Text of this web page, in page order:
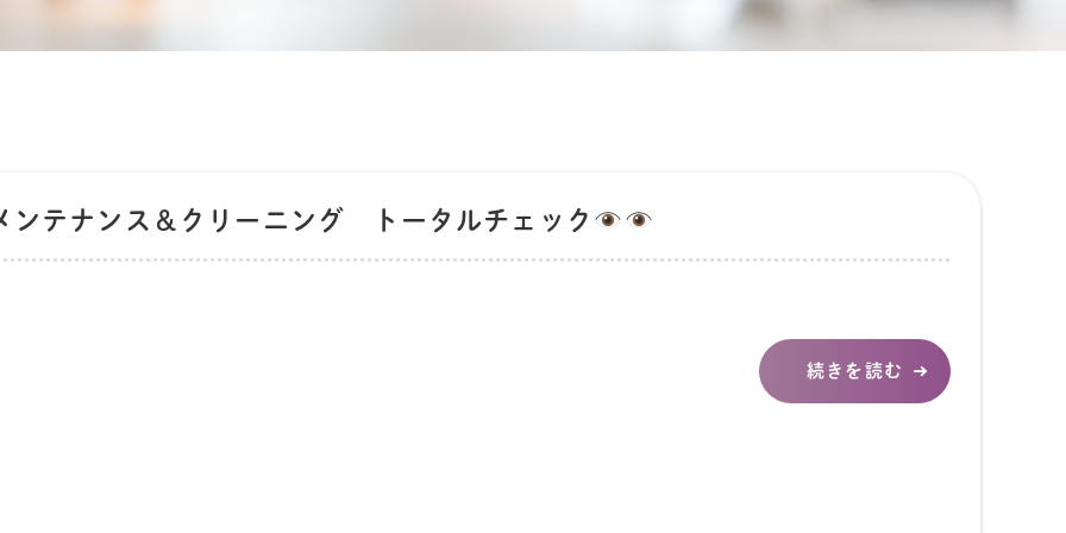
ンテナンス＆クリーニング トータルチェック
続きを読む